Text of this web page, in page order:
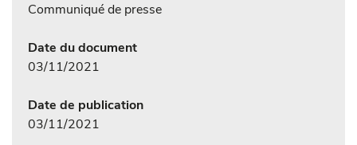
Communiqué de presse
Date du document
03/11/2021
Date de publication
03/11/2021